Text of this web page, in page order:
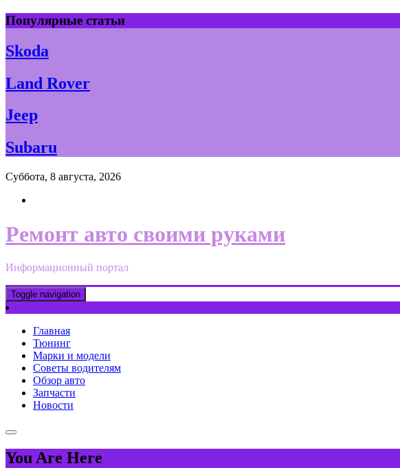
Skip
to
content
Популярные статьи
Skoda
Land Rover
Jeep
Subaru
Суббота, 8 августа, 2026
Ремонт авто своими руками
Информационный портал
Toggle navigation
Главная
Тюнинг
Марки и модели
Советы водителям
Обзор авто
Запчасти
Новости
You Are Here